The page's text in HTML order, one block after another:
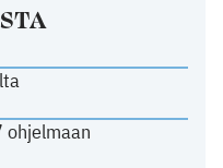
ohjelmaan